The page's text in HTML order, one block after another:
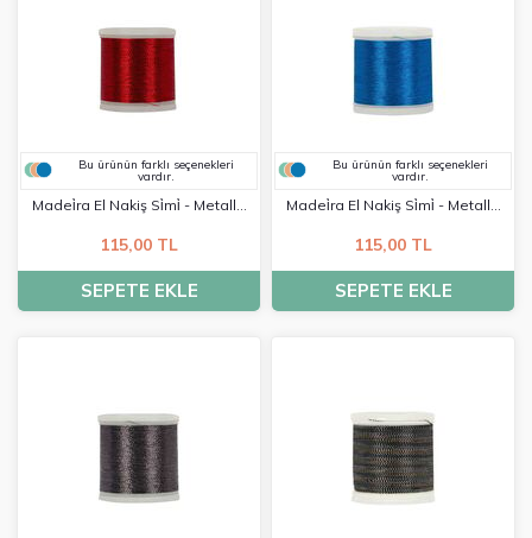
Bu ürünün farklı seçenekleri
vardır.
Madei̇ra El Nakiş Si̇mi̇ - Metalli̇c
115,00 TL
SEPETE EKLE
Bu ürünün farklı seçenekleri
vardır.
Madei̇ra El Nakiş Si̇mi̇ - Metalli̇c
115,00 TL
SEPETE EKLE